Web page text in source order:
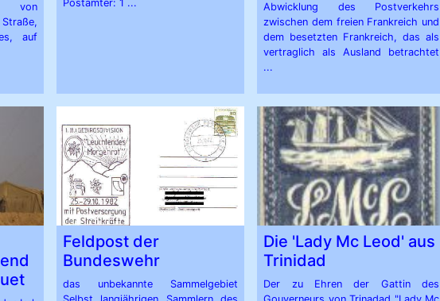
von
Straße,
auf
Postämter: 1 ...
Abwicklung des Postverkehrs
zwischen dem freien Frankreich und
dem besetzten Frankreich, das als
vertraglich als Ausland betrachtet
...
Feldpost der
Bundeswehr
das unbekannte Sammelgebiet
Die 'Lady Mc Leod' aus
Trinidad
Der zu Ehren der Gattin des